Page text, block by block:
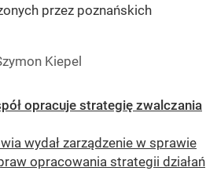
przez poznańskich
Kiepel
opracuje strategię zwalczania
wydał zarządzenie w sprawie
opracowania strategii działań